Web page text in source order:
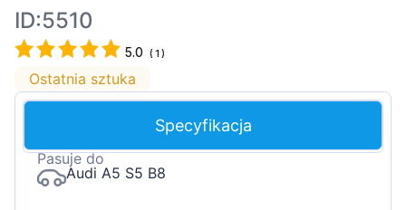
ID:5510
5.0 (1 )
Ostatnia sztuka
Specyfikacja
Pasuje do
Audi A5 S5 B8